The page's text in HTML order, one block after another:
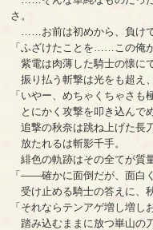
さ。
……お前は初めから、負けて
「ふざけたことを……この俺
紫電は肉薄した騎士の懐に
振り払う斬撃は光をも超え
「いやー、めちゃくちゃさも
とにかく攻撃を叩き込んで
追撃の秋奈は跳ね上げた長
放たれるは斬影千手。
緋色の軌跡はその全てが質
「――確かに面倒だが、面白
受け止める騎士の答えに、
「それならテンアゲ増し増し
踏み込むままに放つ崋山の刀